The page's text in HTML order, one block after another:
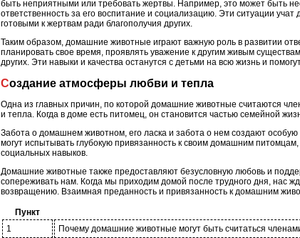
быть неприятными или требовать жертвы. Например, это может быть
ответственность за его воспитание и социализацию. Эти ситуации
готовыми к жертвам ради благополучия других.
Таким образом, домашние животные играют важную роль в развитии
планировать свое время, проявлять уважение к другим живым
других. Эти навыки и качества останутся с детьми на всю жизнь и
Создание атмосферы любви и тепла
Одна из главных причин, по которой домашние животные считаются
и тепла. Когда в доме есть питомец, он становится частью семейной
Забота о домашнем животном, его ласка и забота о нем создают
могут испытывать глубокую привязанность к своим домашним
социальных навыков.
Домашние животные также предоставляют безусловную любовь и
сопереживать нам. Когда мы приходим домой после трудного дня, нас
возвращению. Взаимная преданность и привязанность к домашним
Пункт
1
Почему домашние животные могут быть считаться